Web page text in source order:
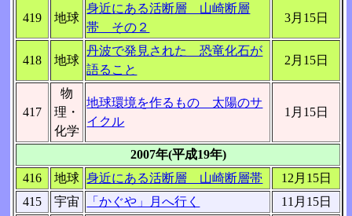
419 地球
身近にある活断層 山崎断層
帯 その２
3月15日
418 地球
丹波で発見された 恐竜化石が
語ること
2月15日
417
物
理・
化学
地球環境を作るもの 太陽のサ
イクル
1月15日
2007年(平成19年)
416
地球 身近にある活断層 山崎断層帯
12月15日
415
宇宙 「かぐや」月へ行く 11月15日